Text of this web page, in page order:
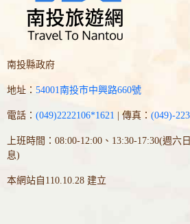
南投縣政府
地址： 54001南投市中興路660號
電話： (049)2222106*1621 | 傳真： (049)-
上班時間：08:00-12:00、13:30-17:30(週六
息)
本網站自110.10.28 建立